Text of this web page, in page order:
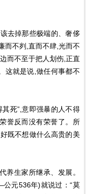
去掉那些极端的、奢侈
而不刿,直而不肆,光而不
而不至于把人划伤,正直
这就是说,做任何事都不
死”,意即强暴的人不得
誉反而没有荣誉了。所
既不想做什么高贵的美
生家所继承、发展。
元536年)就说过：“莫